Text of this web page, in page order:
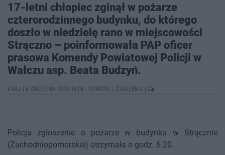
17-letni chłopiec zginął w pożarze
czterorodzinnego budynku, do którego
doszło w niedzielę rano w miejscowości
Strączno – poinformowała PAP oficer
prasowa Komendy Powiatowej Policji w
Wałczu asp. Beata Budzyń.
KRAJ 6 WRZEŚNIA 2020 18:08 WYPADKI I ZDARZENIA
Policja zgłoszenie o pożarze w budynku w Strącznie
(Zachodniopomorskie) otrzymała o godz. 6.20.